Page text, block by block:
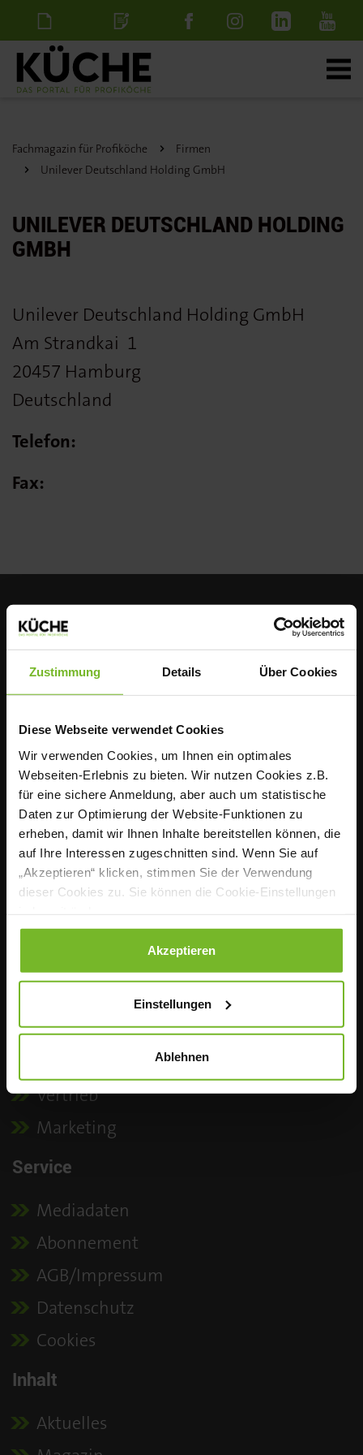
Zustimmung Details Über Cookies
Diese Webseite verwendet Cookies
Wir verwenden Cookies, um Ihnen ein optimales
Webseiten-Erlebnis zu bieten. Wir nutzen Cookies z.B.
für eine sichere Anmeldung, aber auch um statistische
Daten zur Optimierung der Website-Funktionen zu
erheben, damit wir Ihnen Inhalte bereitstellen können, die
auf Ihre Interessen zugeschnitten sind. Wenn Sie auf
„Akzeptieren“ klicken, stimmen Sie der Verwendung
dieser Cookies zu. Sie können die Cookie-Einstellungen
Datenschutzerklärung|Impressum
Akzeptieren
Einstellungen
Ablehnen
NewsletterStellenanzeige
Fachmagazin für Profiköche
Firmen
Unilever Deutschland Holding GmbH
UNILEVER DEUTSCHLAND HOLDING
GMBH
Unilever Deutschland Holding GmbH
Am Strandkai 1
20457 Hamburg
Deutschland
Telefon:
Fax:
Verband der Köche Deutschlands e. V. (VKD), das
zentrale Sprachrohr der Profiköche in Deutschland.
Praxisnah, fundiert und nutzwertig informiert das
monatliche Fachmagazin Köchinnen und Köche in
der Individual-, Hotel-, Betriebs- sowie
Sozialgastronomie über die wichtigen Themen ihres
beruflichen Alltags. Mit dem Portal www.magazin-
aktuell im Web.
Kontakt
Redaktion
Vertrieb
Marketing
Service
Mediadaten
Abonnement
AGB/Impressum
Datenschutz
Cookies
Inhalt
Aktuelles